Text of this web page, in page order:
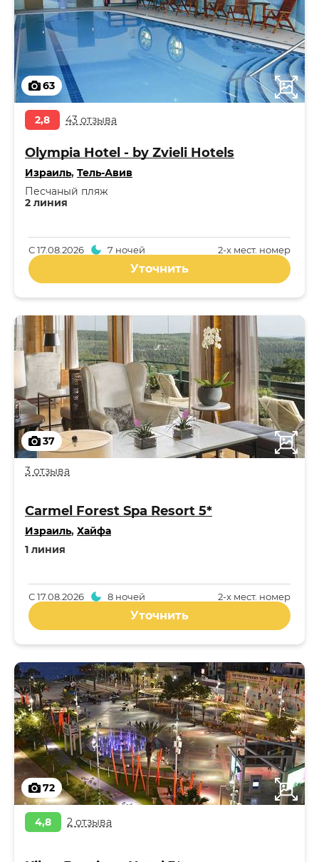
63
2,8 43 отзыва
Olympia Hotel - by Zvieli Hotels
Израиль, Тель-Авив
2 линия
Песчаный пляж
2-x мест. номер
С17.08.2026 7 ночей
Уточнить
37
3 отзыва
Carmel Forest Spa Resort 5*
Израиль, Хайфа
1 линия
2-x мест. номер
С17.08.2026 8 ночей
Уточнить
72
4,8 2 отзыва